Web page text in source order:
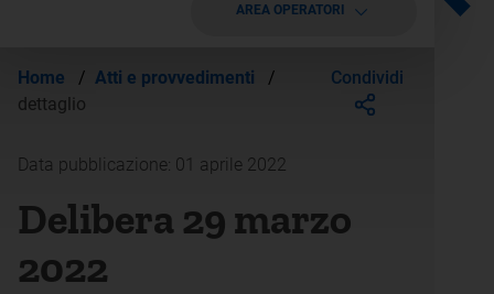
AREA OPERATORI
Home / Atti e provvedimenti
/
dettaglio
Condividi
Data pubblicazione: 01 aprile 2022
Delibera 29 marzo
2022